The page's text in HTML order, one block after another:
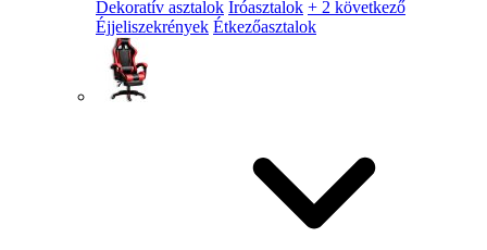
Dekoratív asztalok Íróasztalok + 2 következő
Éjjeliszekrények Étkezőasztalok